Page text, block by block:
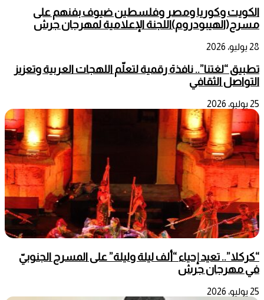
الكويت وكوريا ومصر وفلسطين ضيوف بفنهم على
مسرح(الهيبودروم)اللجنة الإعلامية لمهرجان جرش
28 يوليو، 2026
تطبيق “لغتنا”.. نافذة رقمية لتعلّم اللهجات العربية وتعزيز
التواصل الثقافي
25 يوليو، 2026
“كركلا”.. تعيد إحياء “ألف ليلة وليلة” على المسرح الجنوبيّ
في مهرجان جرش
25 يوليو، 2026